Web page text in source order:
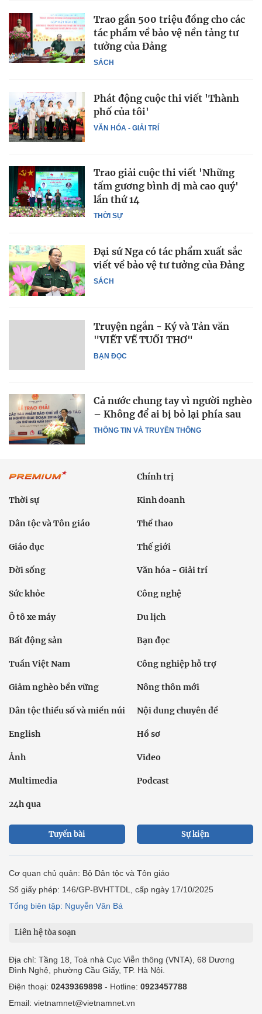
SÁCH
Trao gần 500 triệu đồng cho các
tác phẩm về bảo vệ nền tảng tư
tưởng của Đảng
VĂN HÓA - GIẢI TRÍ
Phát động cuộc thi viết 'Thành
phố của tôi'
THỜI SỰ
Trao giải cuộc thi viết 'Những
tấm gương bình dị mà cao quý'
lần thứ 14
SÁCH
Đại sứ Nga có tác phẩm xuất sắc
viết về bảo vệ tư tưởng của Đảng
BẠN ĐỌC
Truyện ngắn - Ký và Tản văn
"VIẾT VỀ TUỔI THƠ"
THÔNG TIN VÀ TRUYỀN THÔNG
Cả nước chung tay vì người nghèo
– Không để ai bị bỏ lại phía sau
Chính trị
Thời sự Kinh doanh
Dân tộc và Tôn giáo Thể thao
Giáo dục Thế giới
Đời sống Văn hóa - Giải trí
Sức khỏe Công nghệ
Ô tô xe máy Du lịch
Bất động sản Bạn đọc
Tuần Việt Nam Công nghiệp hỗ trợ
Giảm nghèo bền vững Nông thôn mới
Dân tộc thiểu số và miền núi Nội dung chuyên đề
English Hồ sơ
Ảnh Video
Multimedia Podcast
24h qua
Tuyến bài Sự kiện
Cơ quan chủ quản: Bộ Dân tộc và Tôn giáo
Số giấy phép: 146/GP-BVHTTDL, cấp ngày 17/10/2025
Tổng biên tập: Nguyễn Văn Bá
Liên hệ tòa soạn
Địa chỉ: Tầng 18, Toà nhà Cục Viễn thông (VNTA), 68 Dương
Đình Nghệ, phường Cầu Giấy, TP. Hà Nội.
Điện thoại: 02439369898 - Hotline: 0923457788
Email: vietnamnet@vietnamnet.vn